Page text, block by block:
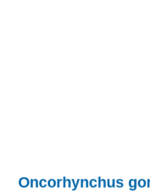
Oncorhynchus